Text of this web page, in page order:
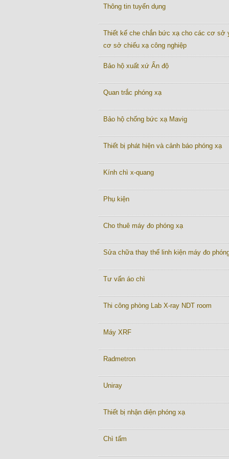
Thông tin tuyển dụng
Thiết kế che chắn bức xạ cho các cơ sở
cơ sở chiếu xạ công nghiệp
Bảo hộ xuất xứ Ấn độ
Quan trắc phóng xạ
Bảo hộ chống bức xạ Mavig
Thiết bị phát hiện và cảnh báo phóng xạ
Kính chì x-quang
Phụ kiện
Cho thuê máy đo phóng xạ
Sửa chữa thay thế linh kiện máy đo
Tư vấn áo chì
Thi công phòng Lab X-ray NDT room
Máy XRF
Radmetron
Uniray
Thiết bị nhận diện phóng xạ
Chì tấm